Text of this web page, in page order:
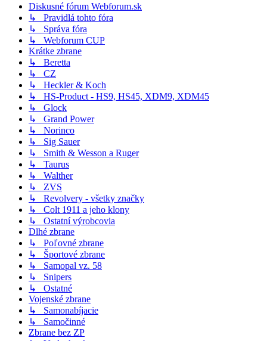
Diskusné fórum Webforum.sk
↳ Pravidlá tohto fóra
↳ Správa fóra
↳ Webforum CUP
Krátke zbrane
↳ Beretta
↳ CZ
↳ Heckler & Koch
↳ HS-Product - HS9, HS45, XDM9, XDM45
↳ Glock
↳ Grand Power
↳ Norinco
↳ Sig Sauer
↳ Smith & Wesson a Ruger
↳ Taurus
↳ Walther
↳ ZVS
↳ Revolvery - všetky značky
↳ Colt 1911 a jeho klony
↳ Ostatní výrobcovia
Dlhé zbrane
↳ Poľovné zbrane
↳ Športové zbrane
↳ Samopal vz. 58
↳ Snipers
↳ Ostatné
Vojenské zbrane
↳ Samonabíjacie
↳ Samočinné
Zbrane bez ZP